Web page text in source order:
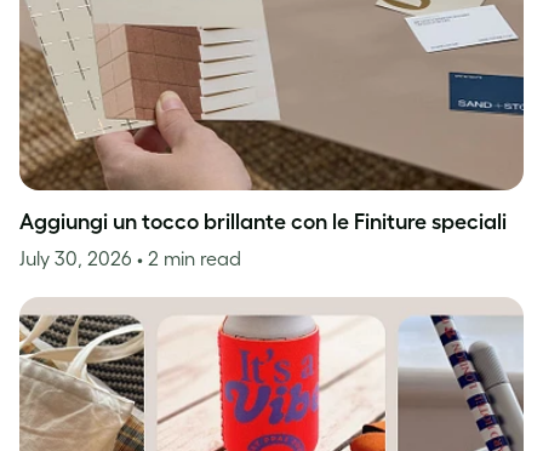
Aggiungi un tocco brillante con le Finiture speciali
July 30, 2026 • 2 min read